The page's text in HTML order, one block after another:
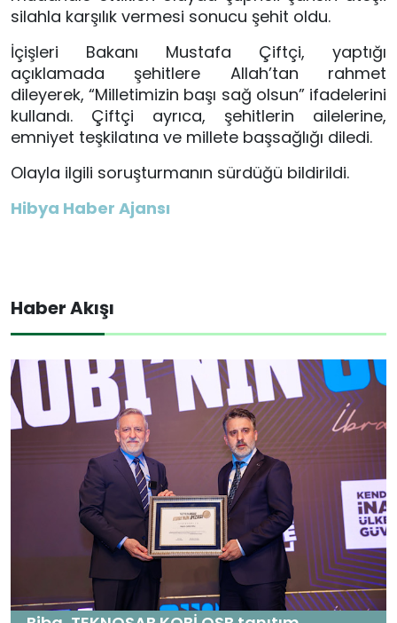
silahla karşılık vermesi sonucu şehit oldu.
İçişleri Bakanı Mustafa Çiftçi, yaptığı
açıklamada şehitlere Allah’tan rahmet
dileyerek, “Milletimizin başı sağ olsun” ifadelerini
kullandı. Çiftçi ayrıca, şehitlerin ailelerine,
emniyet teşkilatına ve millete başsağlığı diledi.
Olayla ilgili soruşturmanın sürdüğü bildirildi.
Hibya Haber Ajansı
Haber Akışı